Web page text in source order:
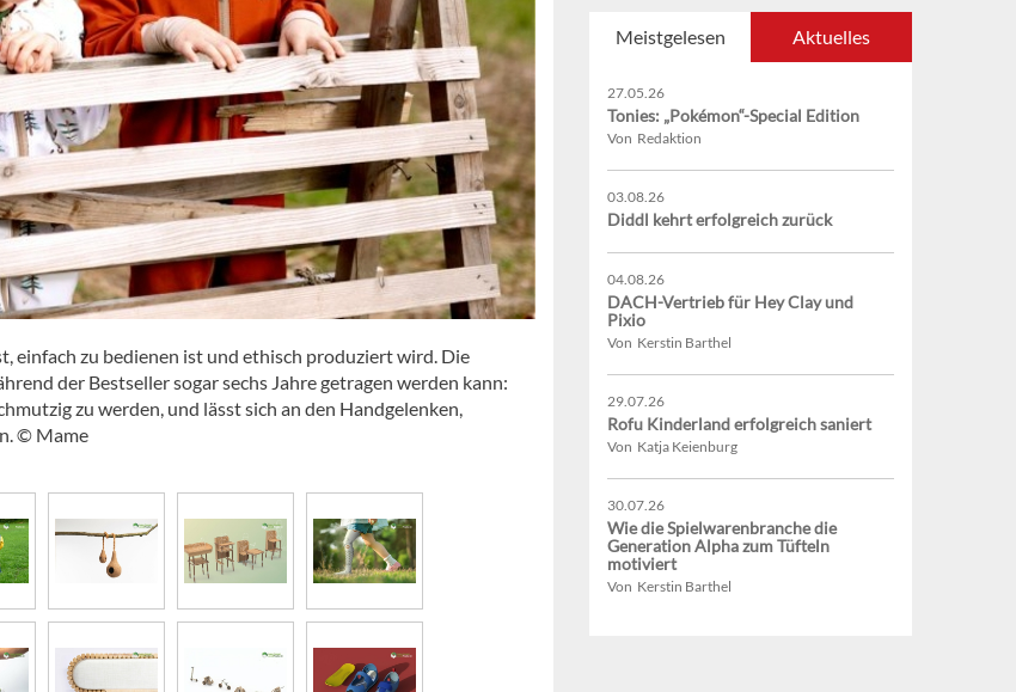
einfach zu bedienen ist und ethisch produziert wird. Die
der Bestseller sogar sechs Jahre getragen werden kann:
zu werden, und lässt sich an den Handgelenken,
© Mame
Meistgelesen Aktuelles
27.05.26
Tonies: „Pokémon“-Special Edition
Von Redaktion
03.08.26
Diddl kehrt erfolgreich zurück
04.08.26
DACH-Vertrieb für Hey Clay und
Pixio
Von Kerstin Barthel
29.07.26
Rofu Kinderland erfolgreich saniert
Von Katja Keienburg
30.07.26
Wie die Spielwarenbranche die
Generation Alpha zum Tüfteln
motiviert
Von Kerstin Barthel